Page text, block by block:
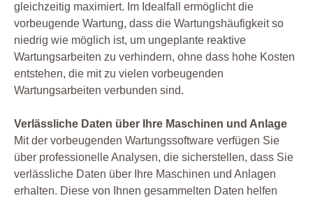
gleichzeitig maximiert. Im Idealfall ermöglicht die
vorbeugende Wartung, dass die Wartungshäufigkeit so
niedrig wie möglich ist, um ungeplante reaktive
Wartungsarbeiten zu verhindern, ohne dass hohe Kosten
entstehen, die mit zu vielen vorbeugenden
Wartungsarbeiten verbunden sind.
Verlässliche Daten über Ihre Maschinen und Anlage
Mit der vorbeugenden Wartungssoftware verfügen Sie
über professionelle Analysen, die sicherstellen, dass Sie
verlässliche Daten über Ihre Maschinen und Anlagen
erhalten. Diese von Ihnen gesammelten Daten helfen